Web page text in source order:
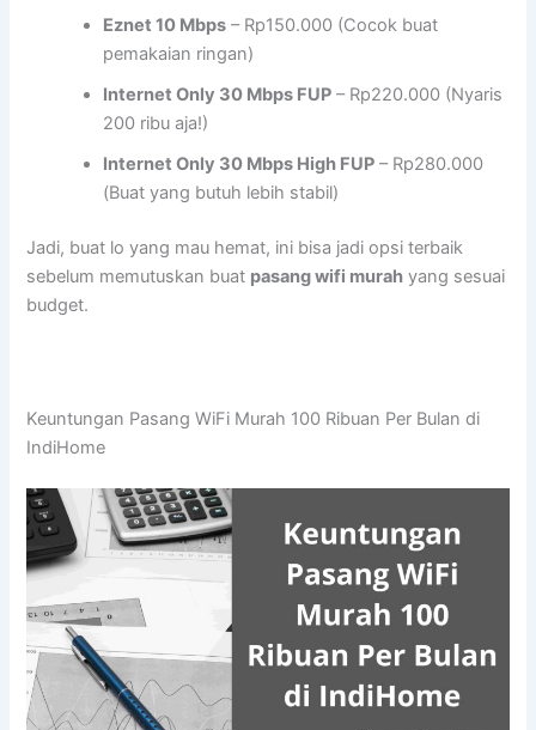
Eznet 10 Mbps – Rp150.000 (Cocok buat
pemakaian ringan)
Internet Only 30 Mbps FUP – Rp220.000 (Nyaris
200 ribu aja!)
Internet Only 30 Mbps High FUP – Rp280.000
(Buat yang butuh lebih stabil)
Jadi, buat lo yang mau hemat, ini bisa jadi opsi terbaik
sebelum memutuskan buat pasang wifi murah yang sesuai
budget.
Keuntungan Pasang WiFi Murah 100 Ribuan Per Bulan di
IndiHome